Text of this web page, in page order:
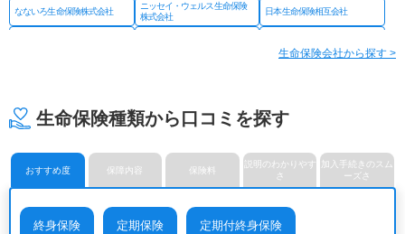
なないろ生命保険株式会社
ニッセイ・ウェルス生命保険
株式会社
日本生命保険相互会社
みどり生命保険株式会社 明治安田生命保険相互会社
メットライフ生命保険株式会
メディケア生命保険株式会社 楽天生命保険株式会社
生命保険会社から探す >
生命保険種類から口コミを探す
おすすめ度 保障内容 保険料
説明のわかりやす
さ
加入手続きのスム
ーズさ
終身保険 定期保険 定期付終身保険